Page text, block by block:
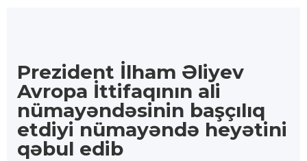
Prezident İlham Əliyev
Avropa İttifaqının ali
nümayəndəsinin başçılıq
etdiyi nümayəndə heyətini
qəbul edib